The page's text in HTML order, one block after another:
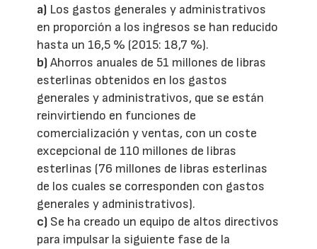
a) Los gastos generales y administrativos
en proporción a los ingresos se han reducido
hasta un 16,5 % (2015: 18,7 %).
b)Ahorros anuales de 51 millones de libras
esterlinas obtenidos en los gastos
generales y administrativos, que se están
reinvirtiendo en funciones de
comercialización y ventas, con un coste
excepcional de 110 millones de libras
esterlinas (76 millones de libras esterlinas
de los cuales se corresponden con gastos
generales y administrativos).
c) Se ha creado un equipo de altos directivos
para impulsar la siguiente fase de la